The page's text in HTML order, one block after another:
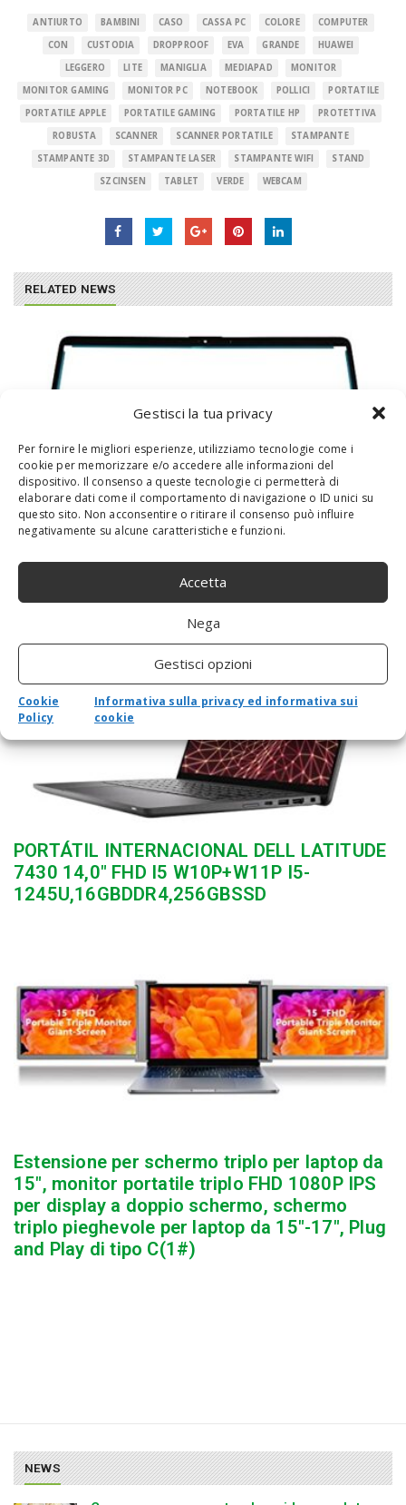
Gestisci la tua privacy
Per fornire le migliori esperienze, utilizziamo tecnologie come i
cookie per memorizzare e/o accedere alle informazioni del
dispositivo. Il consenso a queste tecnologie ci permetterà di
elaborare dati come il comportamento di navigazione o ID unici su
questo sito. Non acconsentire o ritirare il consenso può influire
negativamente su alcune caratteristiche e funzioni.
Accetta
Nega
Gestisci opzioni
Cookie
Policy
Informativa sulla privacy ed informativa sui
cookie
ANTIURTO BAMBINI CASO CASSA PC COLORE
COMPUTER
CON
CUSTODIA DROPPROOF EVA GRANDE
HUAWEI
LEGGERO
LITE MANIGLIA MEDIAPAD
MONITOR
MONITOR GAMING
MONITOR PC NOTEBOOK POLLICI
PORTATILE
PORTATILE APPLE
PORTATILE GAMING PORTATILE HP
PROTETTIVA
ROBUSTA
SCANNER SCANNER PORTATILE
STAMPANTE
STAMPANTE 3D
STAMPANTE LASER STAMPANTE WIFI
STAND
SZCINSEN
TABLET VERDE WEBCAM
RELATED NEWS
HP L63608-001 Accessori Originale per
PORTÁTIL INTERNACIONAL DELL LATITUDE
7430 14,0″ FHD I5 W10P+W11P I5-
1245U,16GBDDR4,256GBSSD
Estensione per schermo triplo per laptop da
15″, monitor portatile triplo FHD 1080P IPS
per display a doppio schermo, schermo
triplo pieghevole per laptop da 15″-17″, Plug
and Play di tipo C(1#)
NEWS